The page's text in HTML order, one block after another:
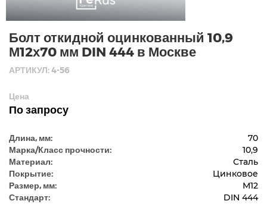
Болт откидной оцинкованный 10,9
М12х70 мм DIN 444 в Москве
АРТИКУЛ: 4-56
Цена
По запросу
Длина, мм: 70
Марка/Класс прочности: 10,9
Материал: Сталь
Покрытие: Цинковое
Размер, мм: М12
Стандарт: DIN 444